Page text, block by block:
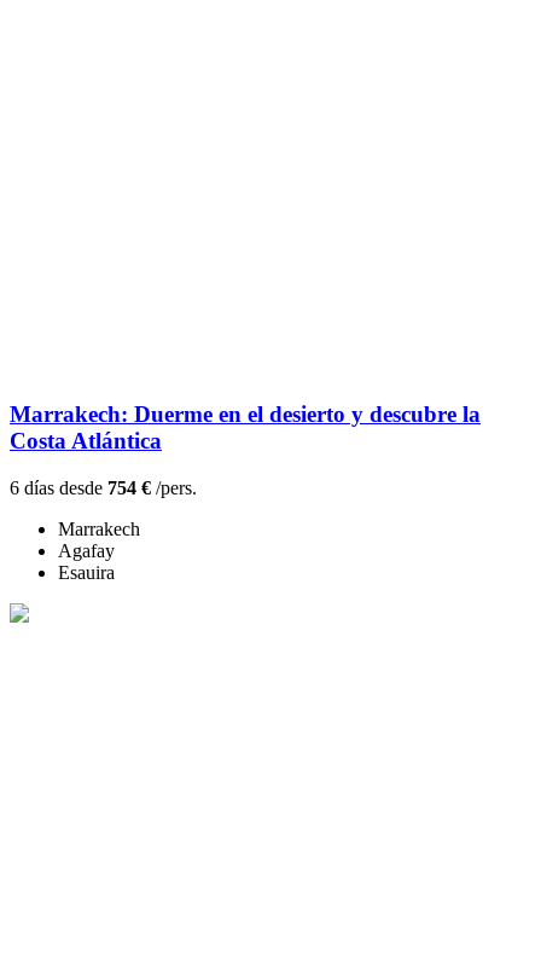
Marrakech: Duerme en el desierto y descubre la
Costa Atlántica
6 días desde 754 € /pers.
Marrakech
Agafay
Esauira